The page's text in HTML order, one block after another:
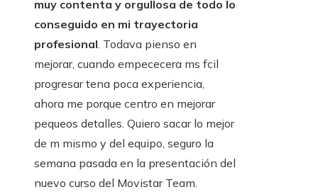
muy contenta y orgullosa de todo lo
conseguido en mi trayectoria
profesional. Todava pienso en
mejorar, cuando empececera ms fcil
progresar tena poca experiencia,
ahora me porque centro en mejorar
pequeos detalles. Quiero sacar lo mejor
de m mismo y del equipo, seguro la
semana pasada en la presentación del
nuevo curso del Movistar Team.